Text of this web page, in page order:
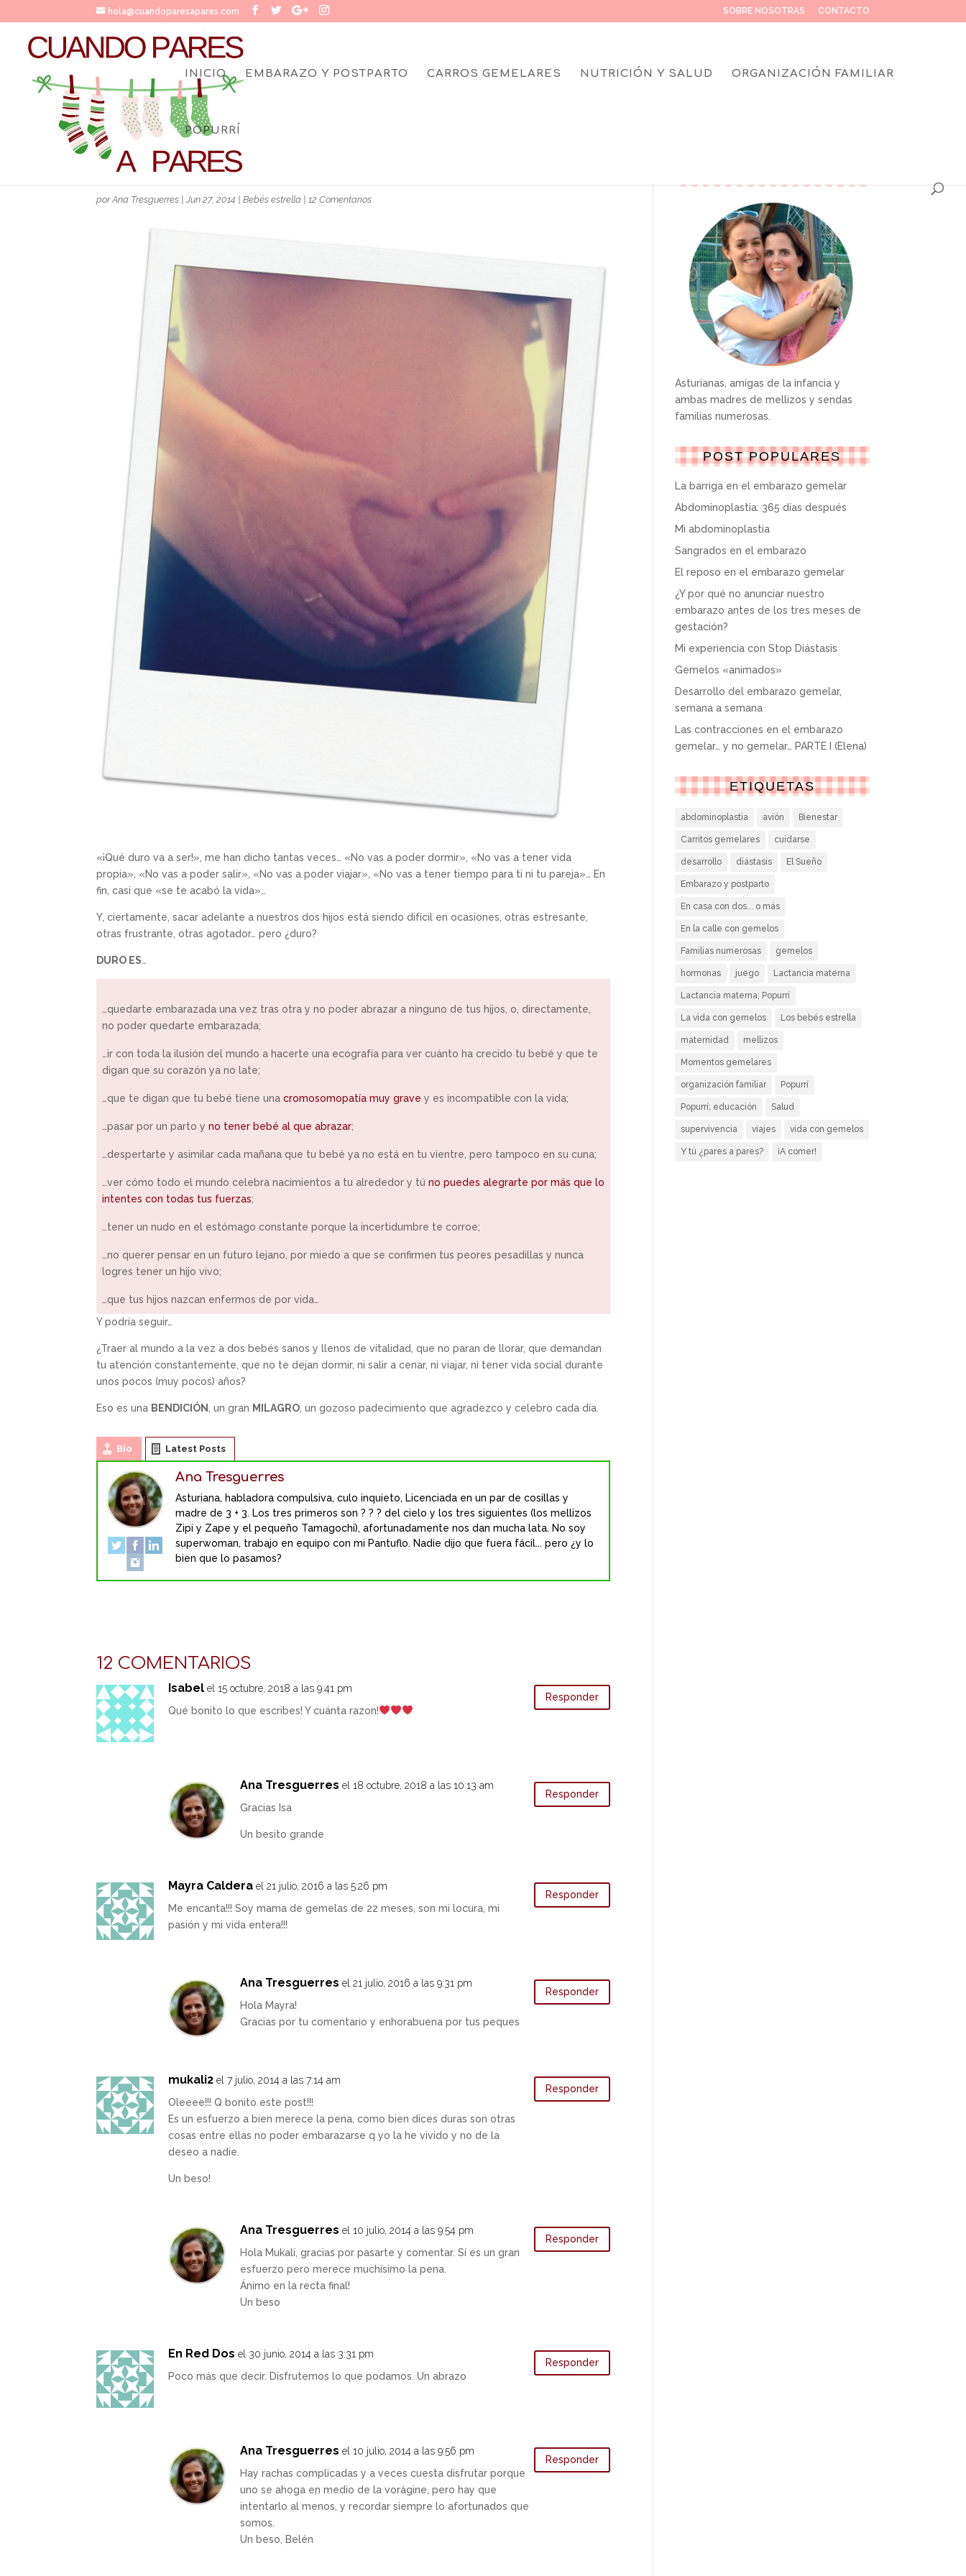
hola@cuandoparesapares.com SOBRE NOSOTRAS CONTACTO
INICIO EMBARAZO Y POSTPARTO CARROS GEMELARES NUTRICIÓN Y SALUD ORGANIZACIÓN FAMILIAR
POPURRÍ
¡QUÉ DURO VA A SER!
porAna Tresguerres |Jun 27, 2014 |Bebés estrella |12 Comentarios
«¡Qué duro va a ser!», me han dicho tantas veces… «No vas a poder dormir», «No vas a tener vida
propia», «No vas a poder salir», «No vas a poder viajar», «No vas a tener tiempo para ti ni tu pareja»… En
fin, casi que «se te acabó la vida»…
Y, ciertamente, sacar adelante a nuestros dos hijos está siendo difícil en ocasiones, otras estresante,
otras frustrante, otras agotador… pero ¿duro?
DURO ES
…quedarte embarazada una vez tras otra y no poder abrazar a ninguno de tus hijos, o, directamente,
no poder quedarte embarazada;
…ir con toda la ilusión del mundo a hacerte una ecografía para ver cuánto ha crecido tu bebé y que te
digan que su corazón ya no late;
…que te digan que tu bebé tiene unacromosomopatía muy grave y es incompatible con la vida;
…pasar por un parto y no tener bebé al que abrazar;
…despertarte y asimilar cada mañana que tu bebé ya no está en tu vientre, pero tampoco en su cuna;
…ver cómo todo el mundo celebra nacimientos a tu alrededor y túno puedes alegrarte por más que lo
intentes con todas tus fuerzas;
…tener un nudo en el estómago constante porque la incertidumbre te corroe;
…no querer pensar en un futuro lejano, por miedo a que se confirmen tus peores pesadillas y nunca
logres tener un hijo vivo;
…que tus hijos nazcan enfermos de por vida…
Y podría seguir…
¿Traer al mundo a la vez a dos bebés sanos y llenos de vitalidad, que no paran de llorar, que demandan
tu atención constantemente, que no te dejan dormir, ni salir a cenar, ni viajar, ni tener vida social durante
unos pocos (muy pocos) años?
Eso es una BENDICIÓN , un gran MILAGRO , un gozoso padecimiento que agradezco y celebro cada día.
Bio Latest Posts
Ana Tresguerres
Asturiana, habladora compulsiva, culo inquieto, Licenciada en un par de cosillas y
madre de 3 + 3. Los tres primeros son ? ? ? del cielo y los tres siguientes (los mellizos
Zipi y Zape y el pequeño Tamagochi), afortunadamente nos dan mucha lata. No soy
superwoman, trabajo en equipo con mi Pantuflo. Nadie dijo que fuera fácil... pero ¿y lo
bien que lo pasamos?
12 COMENTARIOS
Isabel el 15 octubre, 2018 a las 9:41 pm
Qué bonito lo que escribes! Y cuánta razon!
Responder
Ana Tresguerres el 18 octubre, 2018 a las 10:13 am
Gracias Isa
Un besito grande
Responder
Mayra Caldera el 21 julio, 2016 a las 5:26 pm
Me encanta!!! Soy mama de gemelas de 22 meses, son mi locura, mi
pasión y mi vida entera!!!
Responder
Ana Tresguerres el 21 julio, 2016 a las 9:31 pm
Hola Mayra!
Gracias por tu comentario y enhorabuena por tus peques
Responder
mukali2 el 7 julio, 2014 a las 7:14 am
Oleeee!!! Q bonito este post!!!
Es un esfuerzo a bien merece la pena, como bien dices duras son otras
cosas entre ellas no poder embarazarse q yo la he vivido y no de la
deseo a nadie.
Un beso!
Responder
Ana Tresguerres el 10 julio, 2014 a las 9:54 pm
Hola Mukali, gracias por pasarte y comentar. Sí es un gran
esfuerzo pero merece muchísimo la pena.
Ánimo en la recta final!
Un beso
Responder
En Red Dos el 30 junio, 2014 a las 3:31 pm
Poco más que decir. Disfrutemos lo que podamos. Un abrazo
Responder
Ana Tresguerres el 10 julio, 2014 a las 9:56 pm
Hay rachas complicadas y a veces cuesta disfrutar porque
uno se ahoga en medio de la vorágine, pero hay que
intentarlo al menos, y recordar siempre lo afortunados que
somos.
Un beso, Belén
Responder
Asturianas, amigas de la infancia y
ambas madres de mellizos y sendas
familias numerosas.
POST POPULARES
La barriga en el embarazo gemelar
Abdominoplastia: 365 días después
Mi abdominoplastia
Sangrados en el embarazo
El reposo en el embarazo gemelar
¿Y por qué no anunciar nuestro
embarazo antes de los tres meses de
gestación?
Mi experiencia con Stop Diástasis
Gemelos «animados»
Desarrollo del embarazo gemelar,
semana a semana
Las contracciones en el embarazo
gemelar… y no gemelar… PARTE I (Elena)
ETIQUETAS
abdominoplastia avión Bienestar
Carritos gemelares cuidarse
desarrollo diástasis El Sueño
Embarazo y postparto
En casa con dos... o más
En la calle con gemelos
Familias numerosas gemelos
hormonas juego Lactancia materna
Lactancia materna; Popurrí
La vida con gemelos Los bebés estrella
maternidad mellizos
Momentos gemelares
organización familiar Popurrí
Popurrí; educación Salud
supervivencia viajes vida con gemelos
Y tú ¿pares a pares? ¡A comer!